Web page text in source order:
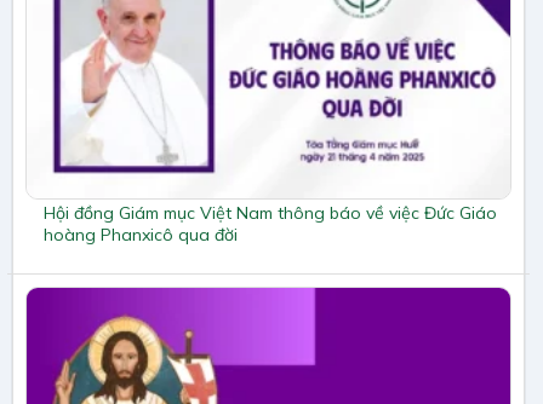
Hội đồng Giám mục Việt Nam thông báo về việc Đức Giáo
hoàng Phanxicô qua đời